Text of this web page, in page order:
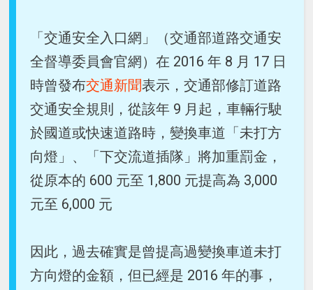
「交通安全入口網」（交通部道路交通安
全督導委員會官網）在 2016 年 8 月 17 日
時曾發布交通新聞表示，交通部修訂道路
交通安全規則，從該年 9 月起，車輛行駛
於國道或快速道路時，變換車道「未打方
向燈」、「下交流道插隊」將加重罰金，
從原本的 600 元至 1,800 元提高為 3,000
元至 6,000 元
因此，過去確實是曾提高過變換車道未打
方向燈的金額，但已經是 2016 年的事，